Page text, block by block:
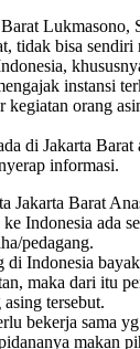
tidak bisa sendiri
instansi
kegiatan orang
di Jakarta Barat
informasi.
Jakarta Barat
Indonesia ada
pedagang.
di Indonesia
maka dari itu
tersebut.
bekerja sama
makan